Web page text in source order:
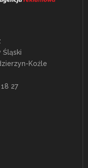
Śląski
Koźle
27